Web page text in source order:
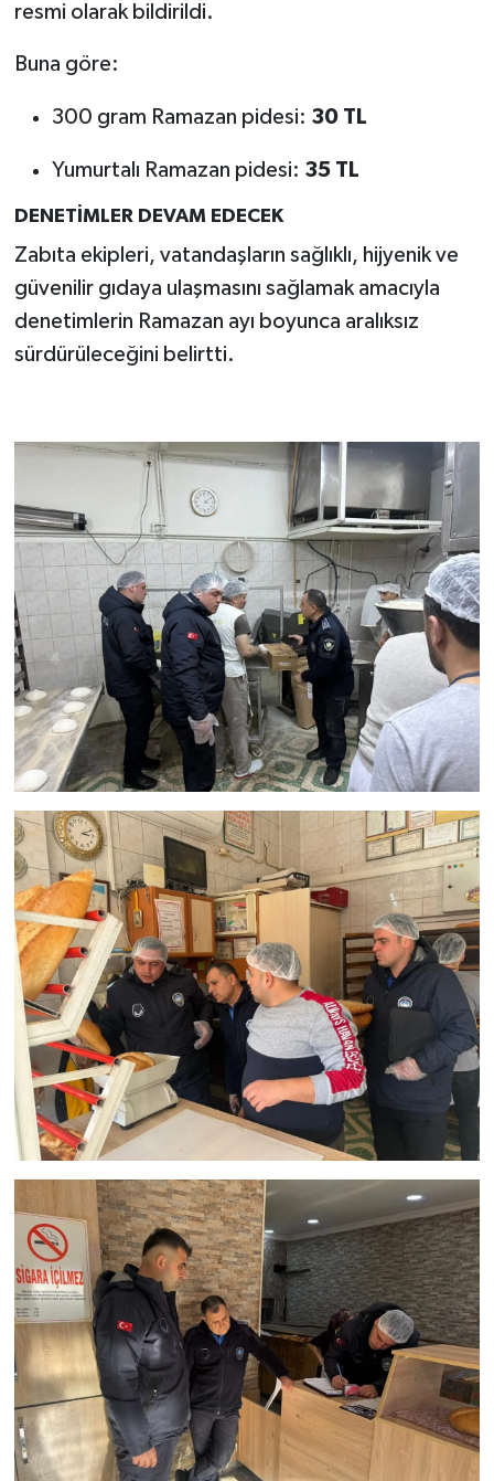
resmi olarak bildirildi.
Buna göre:
300 gram Ramazan pidesi: 30 TL
Yumurtalı Ramazan pidesi: 35 TL
DENETİMLER DEVAM EDECEK
Zabıta ekipleri, vatandaşların sağlıklı, hijyenik ve
güvenilir gıdaya ulaşmasını sağlamak amacıyla
denetimlerin Ramazan ayı boyunca aralıksız
sürdürüleceğini belirtti.